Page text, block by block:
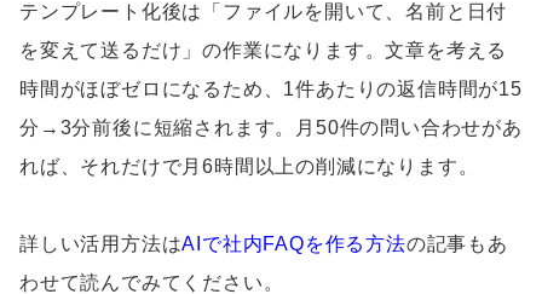
テンプレート化後は「ファイルを開いて、名前と日付
を変えて送るだけ」の作業になります。文章を考える
時間がほぼゼロになるため、1件あたりの返信時間が15
分→3分前後に短縮されます。月50件の問い合わせがあ
れば、それだけで月6時間以上の削減になります。
詳しい活用方法はAIで社内FAQを作る方法の記事もあ
わせて読んでみてください。